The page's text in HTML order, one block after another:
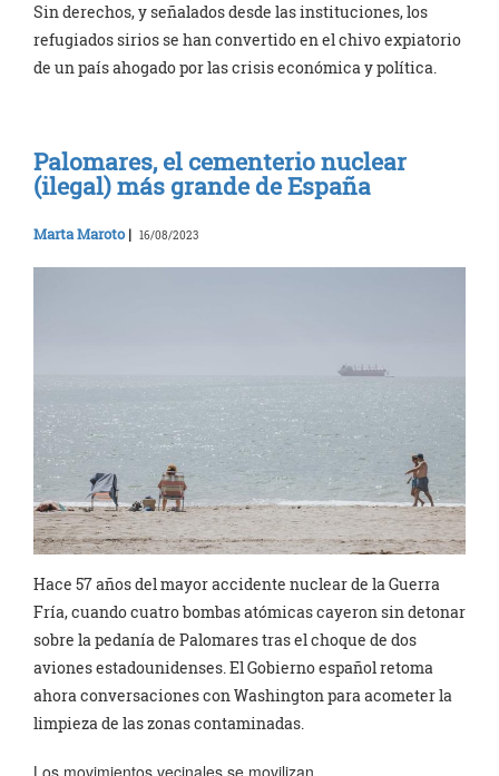
Sin derechos, y señalados desde las instituciones, los
refugiados sirios se han convertido en el chivo expiatorio
de un país ahogado por las crisis económica y política.
Palomares, el cementerio nuclear
(ilegal) más grande de España
Marta Maroto| 16/08/2023
Hace 57 años del mayor accidente nuclear de la Guerra
Fría, cuando cuatro bombas atómicas cayeron sin detonar
sobre la pedanía de Palomares tras el choque de dos
aviones estadounidenses. El Gobierno español retoma
ahora conversaciones con Washington para acometer la
limpieza de las zonas contaminadas.